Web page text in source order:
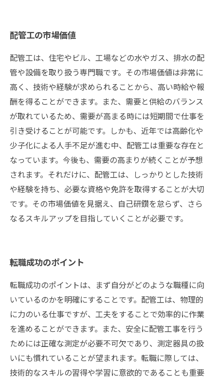
配管工の市場価値
配管工は、住宅やビル、工場などの水やガス、排水の配
管や設備を取り扱う専門職です。その市場価値は非常に
高く、技術や経験が求められることから、高い時給や報
酬を得ることができます。また、需要と供給のバランス
が取れているため、需要が高まる時には短期間で仕事を
引き受けることが可能です。しかも、近年では高齢化や
少子化による人手不足が進む中、配管工は重要な存在と
なっています。今後も、需要の高まりが続くことが予想
されます。それだけに、配管工は、しっかりとした技術
や経験を持ち、必要な資格や免許を取得することが大切
です。その市場価値を見据え、自己研鑽を怠らず、さら
なるスキルアップを目指していくことが必要です。
転職成功のポイント
転職成功のポイントは、まず自分がどのような職種に向
いているのかを明確にすることです。配管工は、物理的
に力のいる仕事ですが、工夫をすることで効率的に作業
を進めることができます。また、安全に配管工事を行う
ためには正確な測定が必要不可欠であり、測定器具の扱
いにも慣れていることが望まれます。転職に際しては、
技術的なスキルの習得や学習に意欲的であることも重要